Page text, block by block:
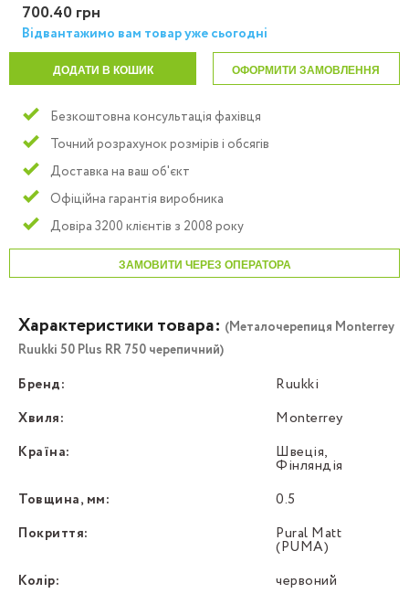
700.40 грн
Відвантажимо вам товар уже сьогодні
ДОДАТИ В КОШИК ОФОРМИТИ ЗАМОВЛЕННЯ
Безкоштовна консультація фахівця
Точний розрахунок розмірів і обсягів
Доставка на ваш об'єкт
Офіційна гарантія виробника
Довіра 3200 клієнтів з 2008 року
ЗАМОВИТИ ЧЕРЕЗ ОПЕРАТОРА
Характеристики товара: (Металочерепиця Моntеrrey
Ruukki 50 Plus RR 750 черепичний)
Бренд:
Ruukki
Хвиля:
Monterrey
Країна:
Швеція,
Фінляндія
Товщина, мм:
0.5
Покриття:
Pural Matt
(PUMA)
Колір:
червоний